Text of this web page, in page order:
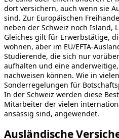
dort versichern, auch wenn sie
sind. Zur Europäischen
neben der Schweiz noch Island,
Gleiches gilt für Erwerbstätige,
wohnen, aber im EU/EFTA-
Studierende, die sich nur
aufhalten und eine
nachweisen können. Wie in
Sonderregelungen für
In der Schweiz werden diese
Mitarbeiter der vielen
ansässig sind, angewendet.
Ausländische